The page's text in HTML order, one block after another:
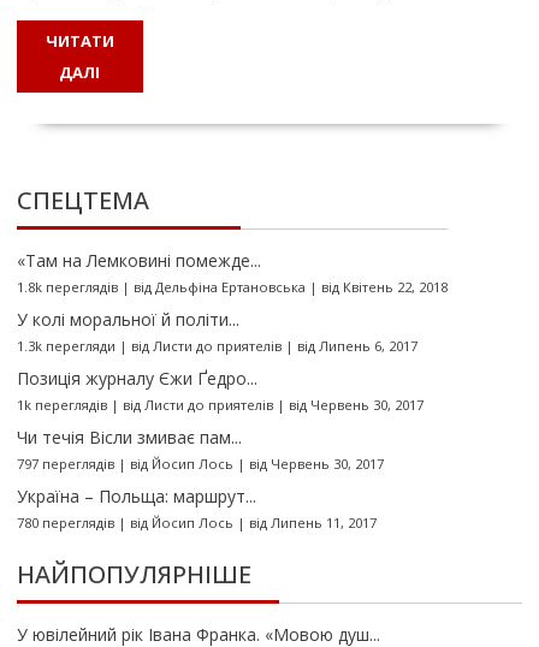
ЧИТАТИ
ДАЛІ
СПЕЦТЕМА
«Там на Лемковині помежде...
1.8k переглядів| від Дельфіна Ертановська | від Квітень 22, 2018
У колі моральної й політи...
1.3k перегляди | від Листи до приятелів| від Липень 6, 2017
Позиція журналу Єжи Ґедро...
1k переглядів| від Листи до приятелів| від Червень 30, 2017
Чи течія Вісли змиває пам...
797 переглядів| від Йосип Лось | від Червень 30, 2017
Україна – Польща: маршрут...
780 переглядів| від Йосип Лось | від Липень 11, 2017
НАЙПОПУЛЯРНІШЕ
У ювілейний рік Івана Франка. «Мовою душ...